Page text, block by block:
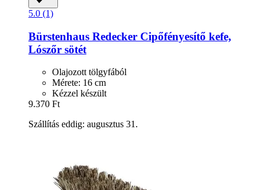
5.0 (1)
Bürstenhaus Redecker Cipőfényesítő kefe,
Lószőr sötét
Olajozott tölgyfából
Mérete: 16 cm
Kézzel készült
9.370 Ft
Szállítás eddig: augusztus 31.